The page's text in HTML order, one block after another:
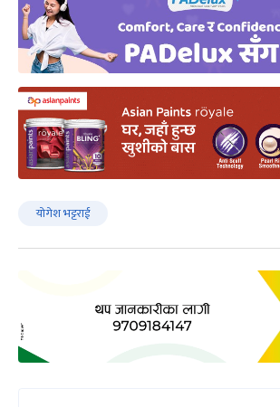
योगेश भट्टराई